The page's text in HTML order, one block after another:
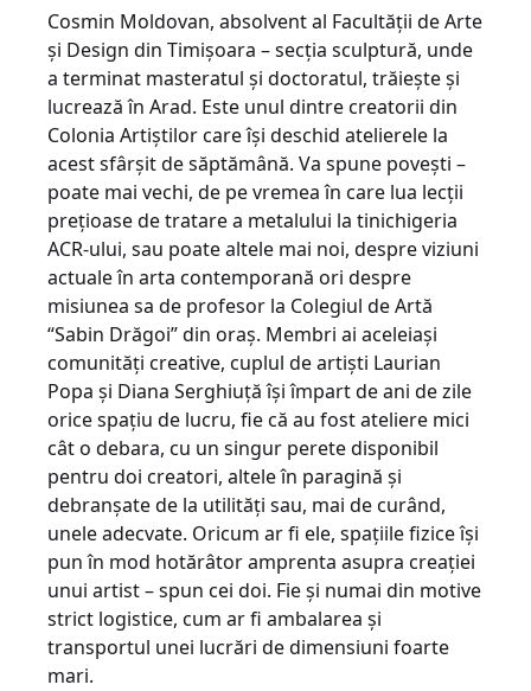
Cosmin Moldovan, absolvent al Facultății de Arte
şi Design din Timișoara – secția sculptură, unde
a terminat masteratul și doctoratul, trăiește și
lucrează în Arad. Este unul dintre creatorii din
Colonia Artiștilor care își deschid atelierele la
acest sfârșit de săptămână. Va spune povești –
poate mai vechi, de pe vremea în care lua lecții
prețioase de tratare a metalului la tinichigeria
ACR-ului, sau poate altele mai noi, despre viziuni
actuale în arta contemporană ori despre
misiunea sa de profesor la Colegiul de Artă
“Sabin Drăgoi” din oraș. Membri ai aceleiași
comunități creative, cuplul de artiști Laurian
Popa și Diana Serghiuță își împart de ani de zile
orice spațiu de lucru, fie că au fost ateliere mici
cât o debara, cu un singur perete disponibil
pentru doi creatori, altele în paragină și
debranșate de la utilități sau, mai de curând,
unele adecvate. Oricum ar fi ele, spațiile fizice își
pun în mod hotărâtor amprenta asupra creației
unui artist – spun cei doi. Fie și numai din motive
strict logistice, cum ar fi ambalarea și
transportul unei lucrări de dimensiuni foarte
mari.